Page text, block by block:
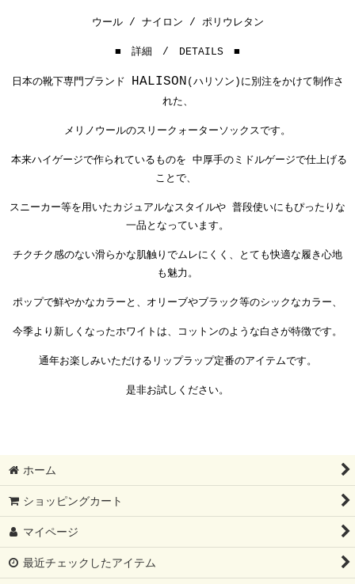
ウール / ナイロン / ポリウレタン
■ 詳細 / DETAILS ■
日本の靴下専門ブランド HALISON (ハリソン)に別注をかけて制作さ
れた、
メリノウールのスリークォーターソックスです。
本来ハイゲージで作られているものを 中厚手のミドルゲージで仕上げる
ことで、
スニーカー等を用いたカジュアルなスタイルや 普段使いにもぴったりな
一品となっています。
チクチク感のない滑らかな肌触りでムレにくく、とても快適な履き心地
も魅力。
ポップで鮮やかなカラーと、オリーブやブラック等のシックなカラー、
今季より新しくなったホワイトは、コットンのような白さが特徴です。
通年お楽しみいただけるリップラップ定番のアイテムです。
是非お試しください。
ホーム
ショッピングカート
マイページ
最近チェックしたアイテム